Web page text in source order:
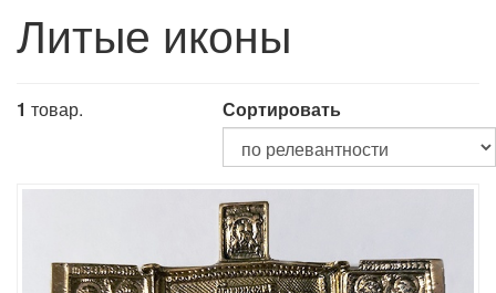
Литые иконы
1 товар. Сортировать